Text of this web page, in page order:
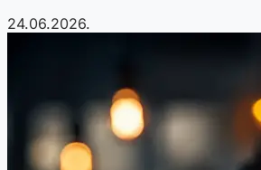
24.06.2026.